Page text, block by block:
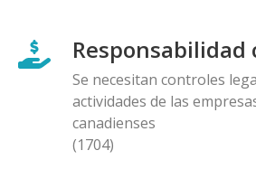
Responsabilidad
Se necesitan controles
actividades de las
canadienses
(1704)